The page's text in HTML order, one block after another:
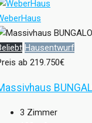
Hausentwurf
ab 219.750€
3 Zimmer